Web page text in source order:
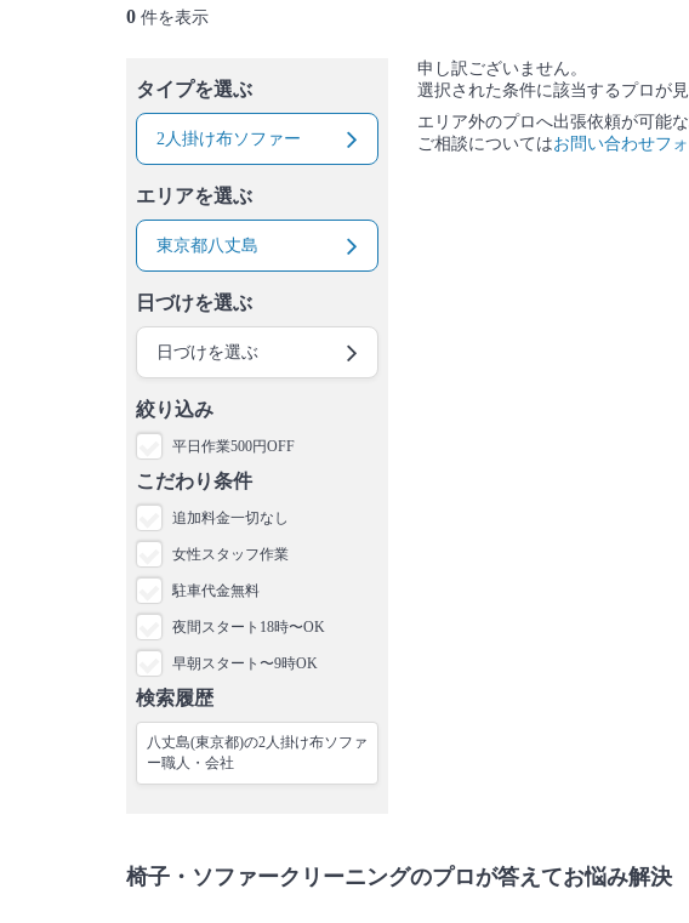
0 件を表示
タイプを選ぶ
2人掛け布ソファー
エリアを選ぶ
東京都八丈島
日づけを選ぶ
日づけを選ぶ
絞り込み
平日作業500円OFF
こだわり条件
追加料金一切なし
女性スタッフ作業
駐車代金無料
夜間スタート18時〜OK
早朝スタート〜9時OK
検索履歴
八丈島(東京都)の2人掛け布ソファ
ー職人・会社
申し訳ございません。
選択された条件に該当するプロが
エリア外のプロへ出張依頼が可能
ご相談についてはお問い合わせフ
椅子・ソファークリーニングのプロが答えてお悩み解決